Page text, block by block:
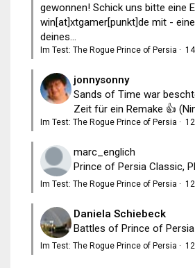
gewonnen! Schick uns bitte eine
win[at]xtgamer[punkt]de mit -
deines...
Im Test: The Rogue Prince of Persia ·
jonnysonny
Sands of Time war
Zeit für ein Remake 👍
Im Test: The Rogue Prince of Persia ·
marc_englich
Prince of Persia Classic,
Im Test: The Rogue Prince of Persia ·
Daniela Schiebeck
Battles of Prince of
Im Test: The Rogue Prince of Persia ·